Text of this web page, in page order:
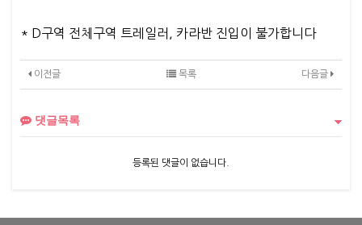
* D구역 전체구역 트레일러, 카라반 진입이 불가합니다
이전글 다음글
목록
댓글목록
등록된 댓글이 없습니다.